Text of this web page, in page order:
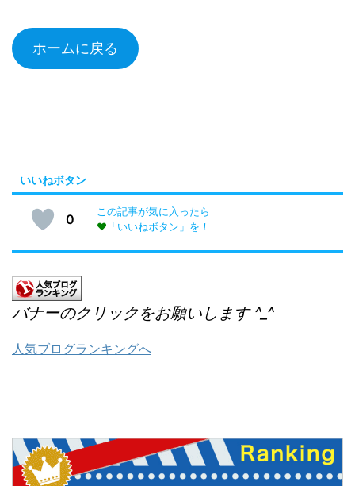
ホームに戻る
いいねボタン
0
この記事が気に入ったら
♥ 「いいねボタン」を！
バナーのクリックをお願いします ^_^
人気ブログランキングへ